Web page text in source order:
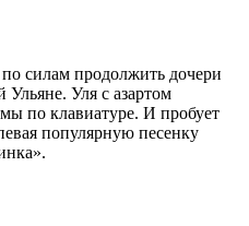
силам продолжить дочери
Уля с азартом
по клавиатуре. И пробует
популярную песенку